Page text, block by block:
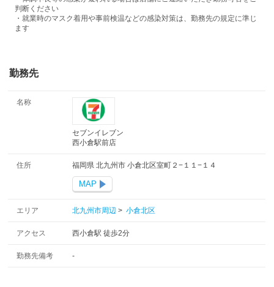
判断ください
・就業時のマスク着用や事前検温などの感染対策は、勤務先の規定に準じ
ます
勤務先
名称
セブンイレブン
西小倉駅前店
住所 福岡県 北九州市 小倉北区室町２−１１−１４
MAP
エリア 北九州市周辺> 小倉北区
アクセス 西小倉駅 徒歩2分
勤務先備考 -